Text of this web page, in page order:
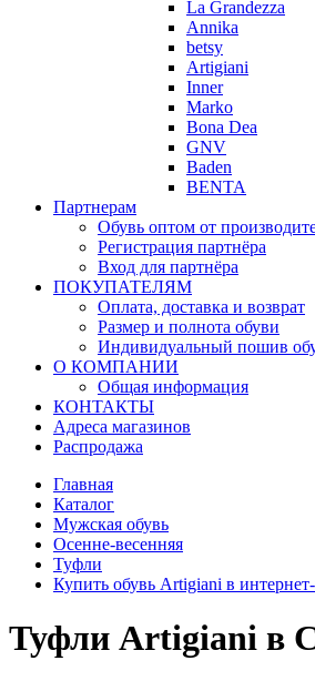
La Grandezza
Annika
betsy
Artigiani
Inner
Marko
Bona Dea
GNV
Baden
BENTA
Партнерам
Обувь оптом от
Регистрация партнёра
Вход для партнёра
ПОКУПАТЕЛЯМ
Оплата, доставка и возврат
Размер и полнота обуви
Индивидуальный пошив
О КОМПАНИИ
Общая информация
КОНТАКТЫ
Адреса магазинов
Распродажа
Главная
Каталог
Мужская обувь
Осенне-весенняя
Туфли
Купить обувь Artigiani в
Туфли Artigiani в